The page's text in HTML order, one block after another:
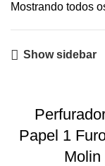
Mostrando todos
Show sidebar
Papel 1
Molin